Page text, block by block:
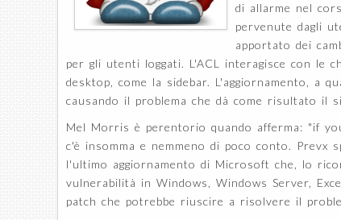
di allarme nel
pervenute dagli
apportato dei
per gli utenti loggati. L'ACL interagisce con le
desktop, come la sidebar. L'aggiornamento, a
causando il problema che dà come risultato il
Mel Morris è perentorio quando afferma: "if
c'è insomma e nemmeno di poco conto. Prevx
l'ultimo aggiornamento di Microsoft che, lo
vulnerabilità in Windows, Windows Server,
patch che potrebbe riuscire a risolvere il